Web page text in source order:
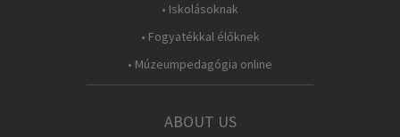
• Iskolásoknak
• Fogyatékkal élőknek
• Múzeumpedagógia online
ABOUT US